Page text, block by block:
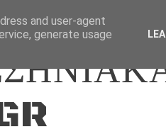
and user-agent
generate usage